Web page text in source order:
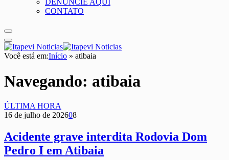
DENUNCIE AQUI
CONTATO
Você está em:Início » atibaia
Navegando: atibaia
ÚLTIMA HORA
16 de julho de 202608
Acidente grave interdita Rodovia Dom
Pedro I em Atibaia